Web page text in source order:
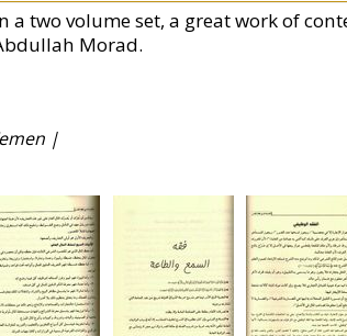
a two volume set, a great work of
Morad.
|